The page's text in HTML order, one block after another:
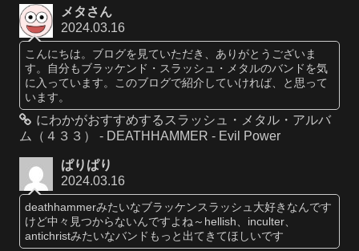
メタさん
2024.03.16
こんにちは。ブログを見ていただき、ありがとうございま
す。自分もブラッケンド・スラッシュ・メタルのバンドを気
に入っています。このブログで紹介していければ、と思って
います。
にわかがおすすめするスラッシュ・メタル・アルバ
ム（４３３） - DEATHHAMMER - Evil Power
ぱりぱり
2024.03.16
deathhammerみたいなブラッケンスラッシュ大好きなんです
けど中々見つからないんですよね～hellish、inculter、
antichristみたいなバンドもっと出てきてほしいです